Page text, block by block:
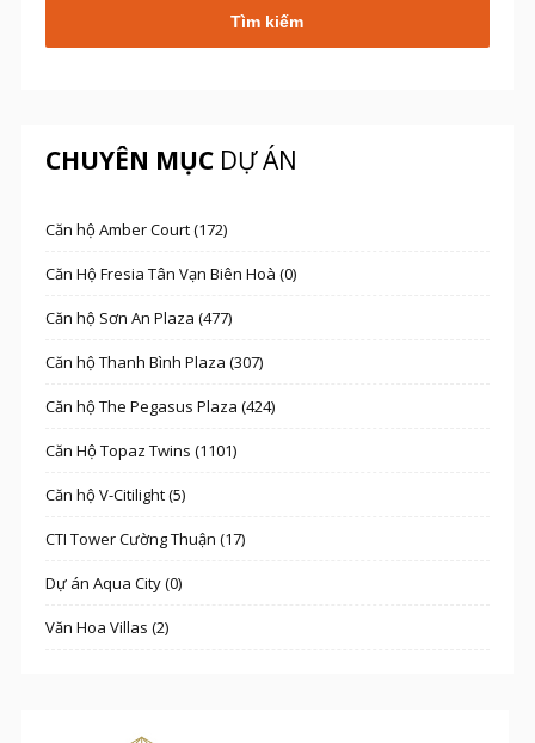
CHUYÊN MỤCDỰ ÁN
Căn hộ Amber Court (172)
Căn Hộ Fresia Tân Vạn Biên Hoà (0)
Căn hộ Sơn An Plaza (477)
Căn hộ Thanh Bình Plaza (307)
Căn hộ The Pegasus Plaza (424)
Căn Hộ Topaz Twins (1101)
Căn hộ V-Citilight (5)
CTI Tower Cường Thuận (17)
Dự án Aqua City (0)
Văn Hoa Villas (2)